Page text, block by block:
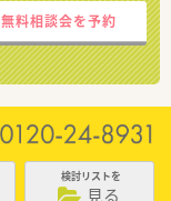
無料相談会を予約
検討リストを
見る